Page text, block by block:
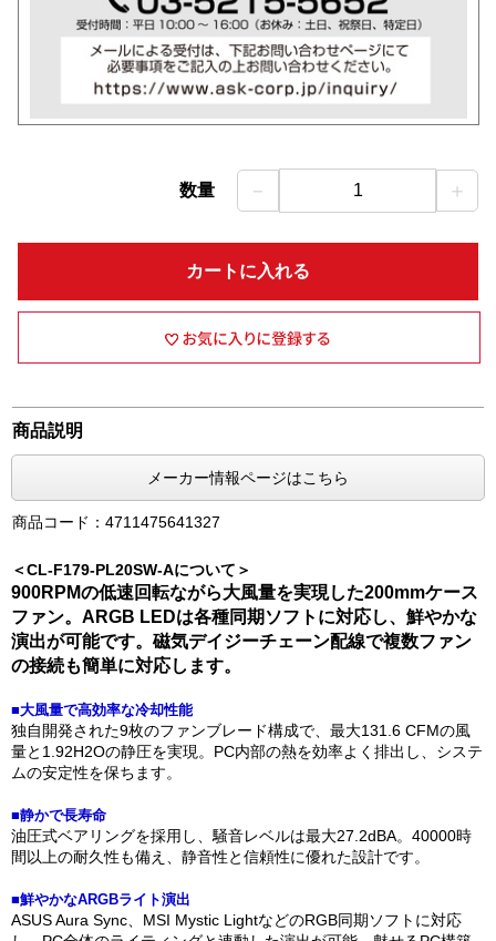
数量 － 1 ＋
カートに入れる
商品説明
メーカー情報ページはこちら
商品コード：4711475641327
＜CL-F179-PL20SW-Aについて＞
900RPMの低速回転ながら大風量を実現した200mmケース
ファン。ARGB LEDは各種同期ソフトに対応し、鮮やかな
演出が可能です。磁気デイジーチェーン配線で複数ファン
の接続も簡単に対応します。
■大風量で高効率な冷却性能
独自開発された9枚のファンブレード構成で、最大131.6 CFMの風
量と1.92H2Oの静圧を実現。PC内部の熱を効率よく排出し、システ
ムの安定性を保ちます。
■静かで長寿命
油圧式ベアリングを採用し、騒音レベルは最大27.2dBA。40000時
間以上の耐久性も備え、静音性と信頼性に優れた設計です。
■鮮やかなARGBライト演出
ASUS Aura Sync、MSI Mystic LightなどのRGB同期ソフトに対応